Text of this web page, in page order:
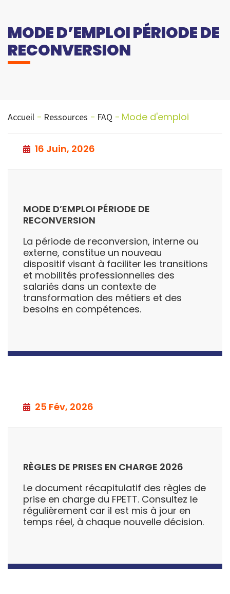
MODE D’EMPLOI PÉRIODE DE
RECONVERSION
Accueil Ressources FAQ Mode d'emploi
16 Juin, 2026
MODE D’EMPLOI PÉRIODE DE
RECONVERSION
La période de reconversion, interne ou
externe, constitue un nouveau
dispositif visant à faciliter les transitions
et mobilités professionnelles des
salariés dans un contexte de
transformation des métiers et des
besoins en compétences.
25 Fév, 2026
RÈGLES DE PRISES EN CHARGE 2026
Le document récapitulatif des règles de
prise en charge du FPETT. Consultez le
régulièrement car il est mis à jour en
temps réel, à chaque nouvelle décision.